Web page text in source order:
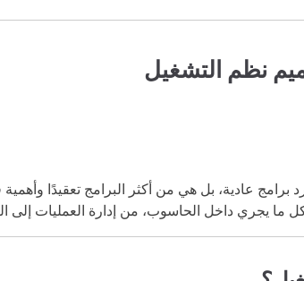
نظم التشغيل
عادية، بل هي من أكثر البرامج تعقيدًا
ما يجري داخل الحاسوب، من إدارة العمليات إلى